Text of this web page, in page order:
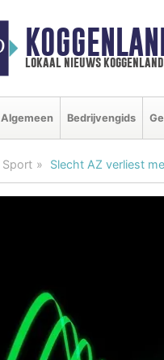
lokaal nieuws koggenland
Algemeen Bedrijvengids
Sport Slecht AZ verliest